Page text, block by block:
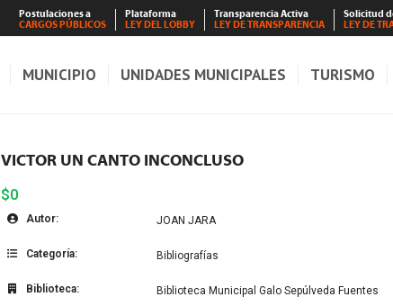
Postulaciones a
CARGOS PÚBLICOS
Plataforma
LEY DEL LOBBY
Transparencia Activa
LEY DE TRANSPARENCIA
Solicitud
LEY DE
MUNICIPIO UNIDADES MUNICIPALES TURISMO
VICTOR UN CANTO INCONCLUSO
$0
Autor: JOAN JARA
Categoría: Bibliografías
Biblioteca: Biblioteca Municipal Galo Sepúlveda Fuentes